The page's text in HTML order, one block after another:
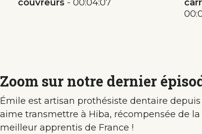
Zoom sur notre dernier
Émile est artisan prothésiste dentaire
aime transmettre à Hiba, récompensée de
meilleur apprentis de France !